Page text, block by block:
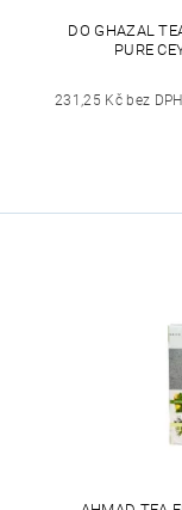
DO GHAZAL
PURE
231,25 Kč bez DPH